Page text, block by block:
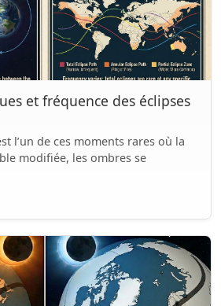
et fréquence des éclipses
l’un de ces moments rares où la
modifiée, les ombres se